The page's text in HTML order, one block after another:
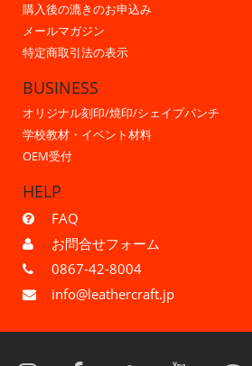
購入後の漉きのお申込み
メールマガジン
特定商取引法の表示
BUSINESS
オリジナル刻印/焼印/シェイプパンチ
学校教材・イベント材料
OEM受付
HELP
FAQ
お問合せフォーム
0867-42-8004
info@leathercraft.jp